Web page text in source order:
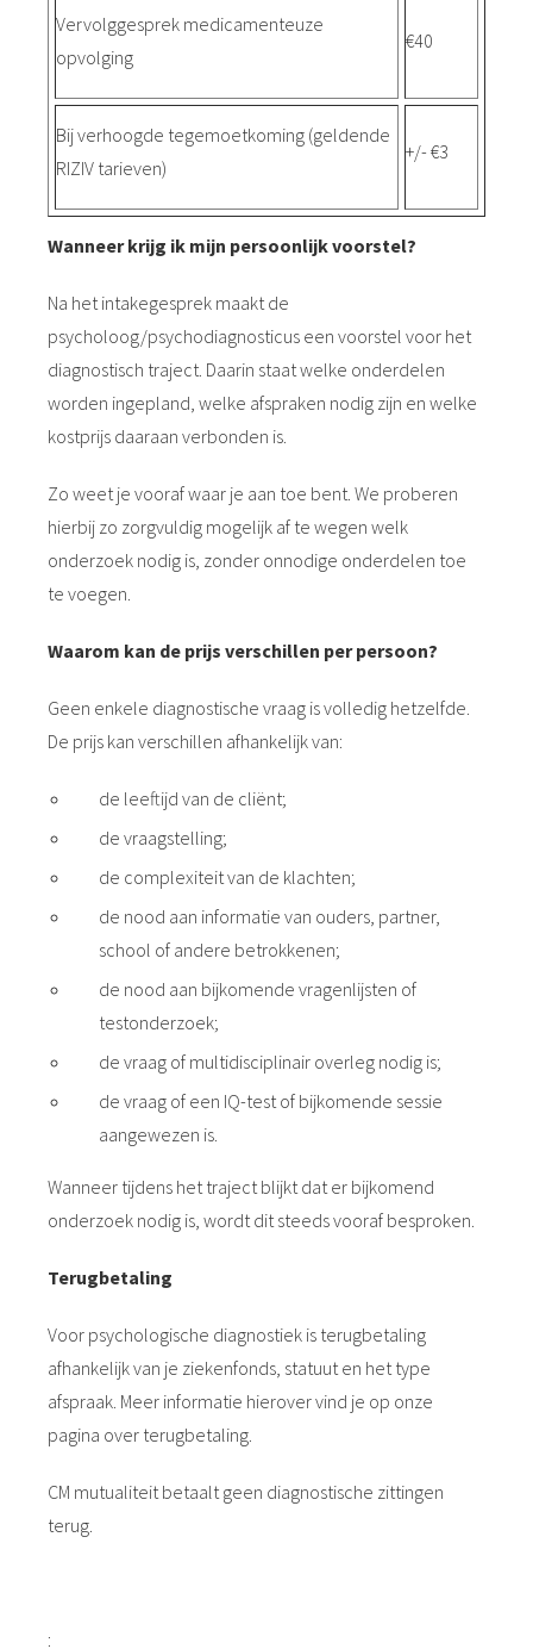
Vervolggesprek medicamenteuze
opvolging
€40
Bij verhoogde tegemoetkoming (geldende
RIZIV tarieven)
+/- €3
Wanneer krijg ik mijn persoonlijk voorstel?
Na het intakegesprek maakt de
psycholoog/psychodiagnosticus een voorstel voor het
diagnostisch traject. Daarin staat welke onderdelen
worden ingepland, welke afspraken nodig zijn en welke
kostprijs daaraan verbonden is.
Zo weet je vooraf waar je aan toe bent. We proberen
hierbij zo zorgvuldig mogelijk af te wegen welk
onderzoek nodig is, zonder onnodige onderdelen toe
te voegen.
Waarom kan de prijs verschillen per persoon?
Geen enkele diagnostische vraag is volledig hetzelfde.
De prijs kan verschillen afhankelijk van:
de leeftijd van de cliënt;
de vraagstelling;
de complexiteit van de klachten;
de nood aan informatie van ouders, partner,
school of andere betrokkenen;
de nood aan bijkomende vragenlijsten of
testonderzoek;
de vraag of multidisciplinair overleg nodig is;
de vraag of een IQ-test of bijkomende sessie
aangewezen is.
Wanneer tijdens het traject blijkt dat er bijkomend
onderzoek nodig is, wordt dit steeds vooraf besproken.
Terugbetaling
Voor psychologische diagnostiek is terugbetaling
afhankelijk van je ziekenfonds, statuut en het type
afspraak. Meer informatie hierover vind je op onze
pagina over terugbetaling.
CM mutualiteit betaalt geen diagnostische zittingen
terug.
: